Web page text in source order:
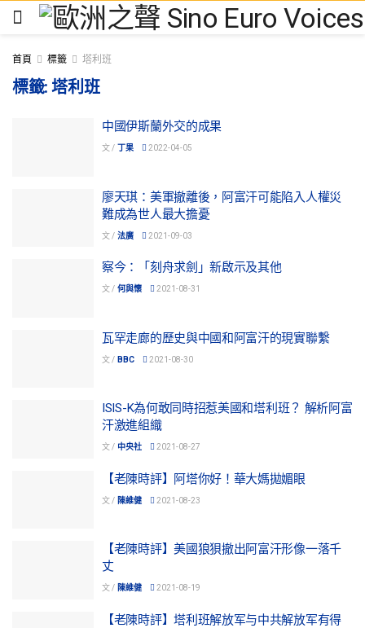
首頁 標籤 塔利班
標籤:塔利班
中國伊斯蘭外交的成果
文 / 丁果 2022-04-05
廖天琪：美軍撤離後，阿富汗可能陷入人權災
難成為世人最大擔憂
文 / 法廣 2021-09-03
察今：「刻舟求劍」新啟示及其他
文 / 何與懷 2021-08-31
瓦罕走廊的歷史與中國和阿富汗的現實聯繫
文 / BBC 2021-08-30
ISIS-K為何敢同時招惹美國和塔利班？ 解析阿富
汗激進組織
文 / 中央社 2021-08-27
【老陳時評】阿塔你好！華大媽拋媚眼
文 / 陳維健 2021-08-23
【老陳時評】美國狼狽撤出阿富汗形像一落千
丈
文 / 陳維健 2021-08-19
【老陳時評】塔利班解放军与中共解放军有得